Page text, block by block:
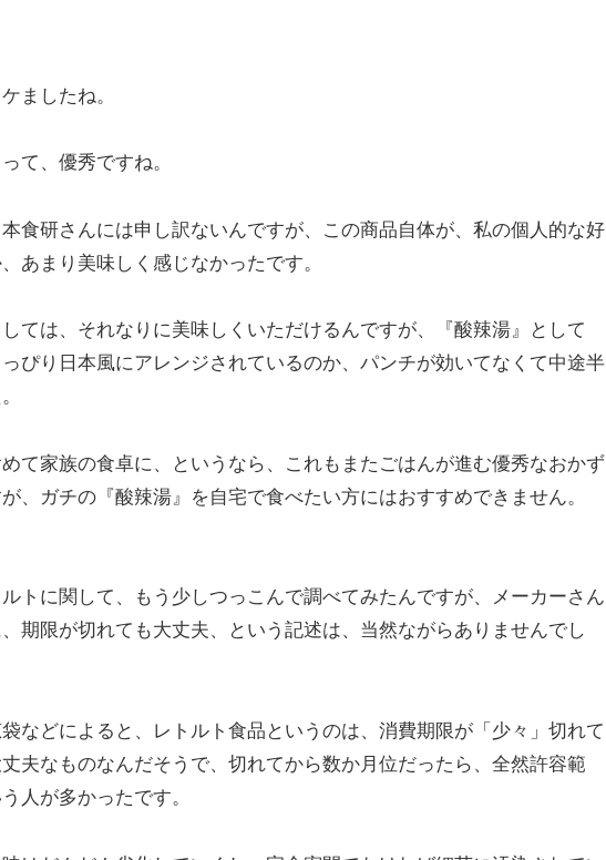
ましたね。
て、優秀ですね。
食研さんには申し訳ないんですが、この商品自体が、私の個人的な好
あまり美味しく感じなかったです。
ては、それなりに美味しくいただけるんですが、『酸辣湯』として
ぴり日本風にアレンジされているのか、パンチが効いてなくて中途半
て家族の食卓に、というなら、これもまたごはんが進む優秀なおかず
、ガチの『酸辣湯』を自宅で食べたい方にはおすすめできません。
トに関して、もう少しつっこんで調べてみたんですが、メーカーさん
期限が切れても大丈夫、という記述は、当然ながらありませんでし
などによると、レトルト食品というのは、消費期限が「少々」切れて
夫なものなんだそうで、切れてから数か月位だったら、全然許容範
人が多かったです。